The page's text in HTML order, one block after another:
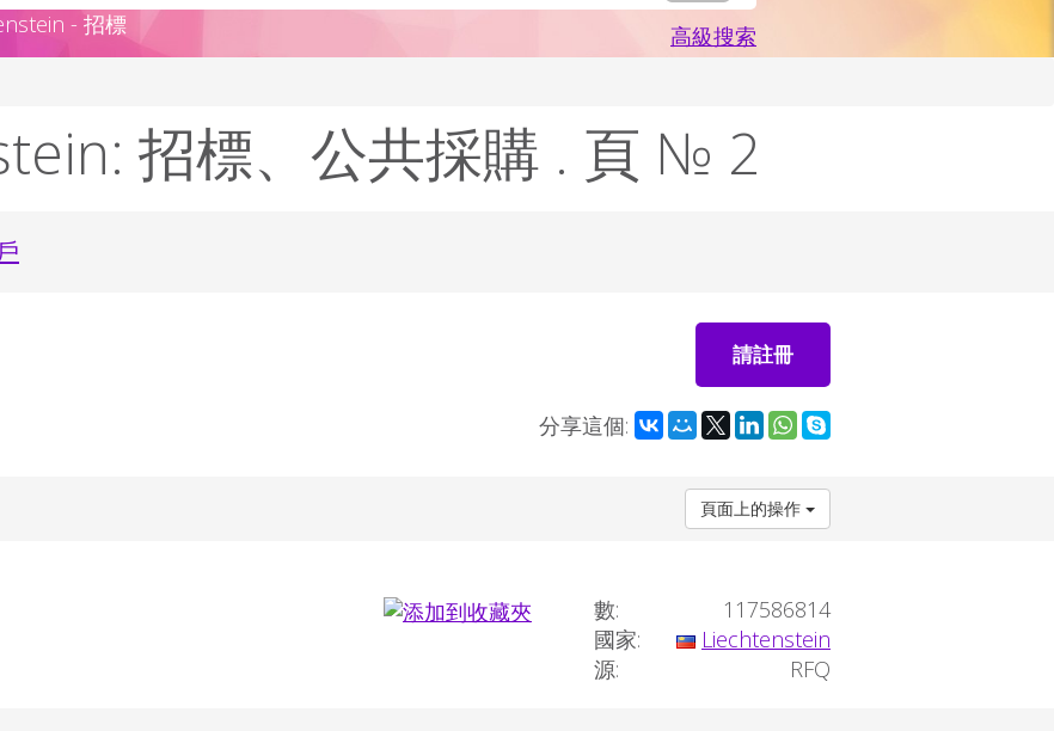
- 招標
高級搜索
招標、公共採購 . 頁 № 2
請註冊
分享這個:
頁面上的操作
數:
117586814
國家:
Liechtenstein
源:
RFQ